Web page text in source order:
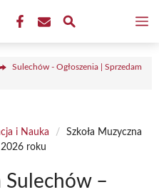
Sulechów - Ogłoszenia | Sprzedam
i Nauka /
Szkoła Muzyczna
roku
Sulechów –